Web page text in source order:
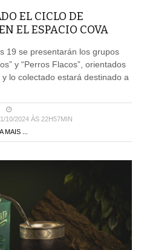
EL CICLO DE
EL ESPACIO COVA
19 se presentarán los grupos
y “Perros Flacos”, orientados
lo colectado estará destinado a
10/2024 ÀS 22H57MIN
MAIS ...